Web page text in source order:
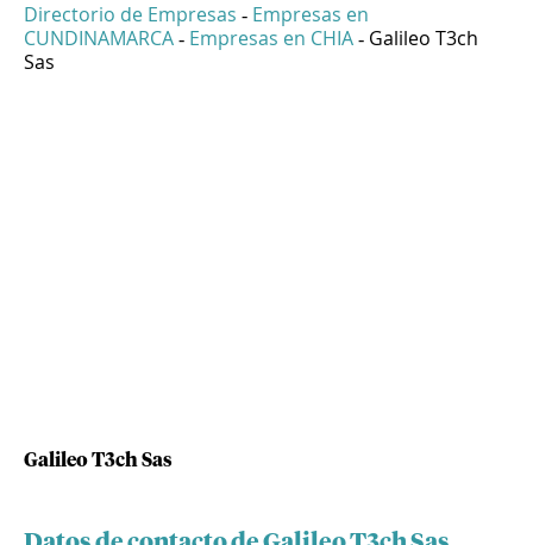
Directorio de Empresas - Empresas en
CUNDINAMARCA - Empresas en CHIA - Galileo T3ch
Sas
Galileo T3ch Sas